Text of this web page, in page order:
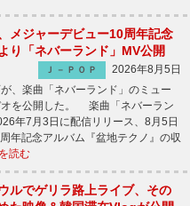
メジャーデビュー10周年記念
り「ネバーランド」MV公開
Ｊ－ＰＯＰ
2026年8月5日
、楽曲「ネバーランド」のミュー
オを公開した。 楽曲「ネバーラン
年7月3日に配信リリース、8月5日
年記念アルバム『盆地テクノ』の収
読む
ルでゲリラ路上ライブ、その